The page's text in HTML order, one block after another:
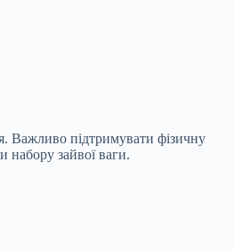
Важливо підтримувати фізичну
набору зайвої ваги.